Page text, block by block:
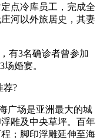
点冷库员工，完成全
河以外旅居史，其妻
有3名确诊者曾参加
婚宴。
荐?
广场是亚洲最大的城
雕及中央草坪。百年
；脚印浮雕延伸至海